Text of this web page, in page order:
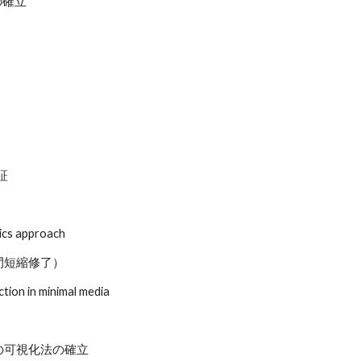
approach
縮修了）
in minimal media
視化法の確立